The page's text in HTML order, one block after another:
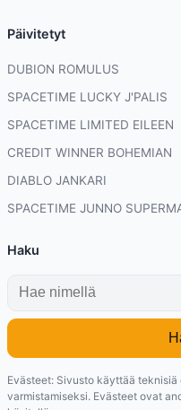
Päivitetyt
DUBION ROMULUS
SPACETIME LUCKY J'PALIS
SPACETIME LIMITED EILEEN
CREDIT WINNER BOHEMIAN
DIABLO JANKARI
SPACETIME JUNNO
Haku
Evästeet: Sivusto käyttää
varmistamiseksi. Evästeet ovat